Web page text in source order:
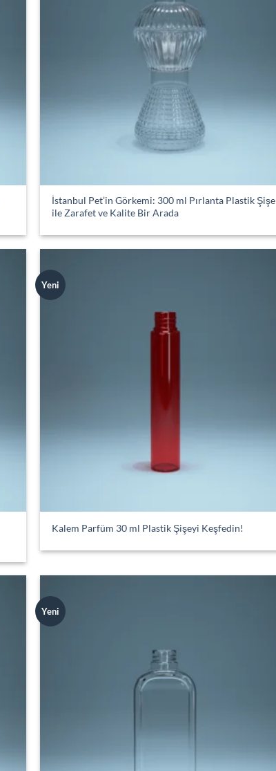
İstanbul Pet’in Görkemi: 300 ml Pırlanta Plastik Şişe
ile Zarafet ve Kalite Bir Arada
Yeni
Kalem Parfüm 30 ml Plastik Şişeyi Keşfedin!
Yeni